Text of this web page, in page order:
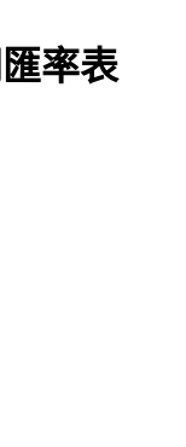
率表